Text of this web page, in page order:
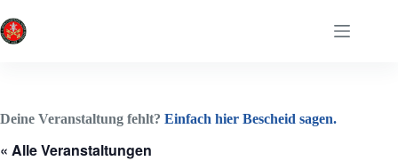
Inhalt
springen
Deine Veranstaltung fehlt? Einfach hier Bescheid sagen.
« Alle Veranstaltungen